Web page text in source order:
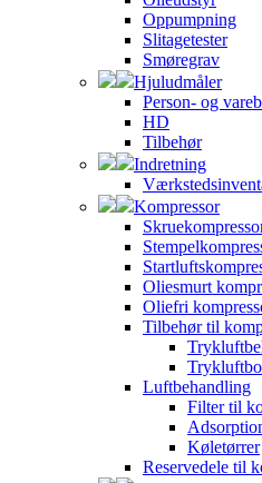
Oppumpning
Slitagetester
Smøregrav
Hjuludmåler
Person- og
HD
Tilbehør
Indretning
Kompressor
Oliesmurt
Oliefri
Tilbehør til
Luftbehandling
Filter til
Køletørrer
Reservedele til